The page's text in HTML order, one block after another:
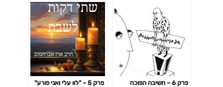
פרק 6 – חשיבה הפוכה
פרק 5 – "לוו עלי ואני פורע"